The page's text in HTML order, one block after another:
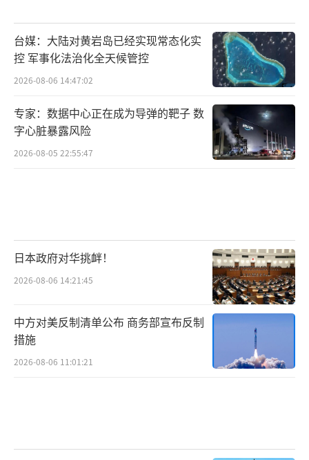
台媒：大陆对黄岩岛已经实现常态化实
控 军事化法治化全天候管控
2026-08-06 14:47:02
专家：数据中心正在成为导弹的靶子 数
字心脏暴露风险
2026-08-05 22:55:47
日本政府对华挑衅！
2026-08-06 14:21:45
中方对美反制清单公布 商务部宣布反制
措施
2026-08-06 11:01:21